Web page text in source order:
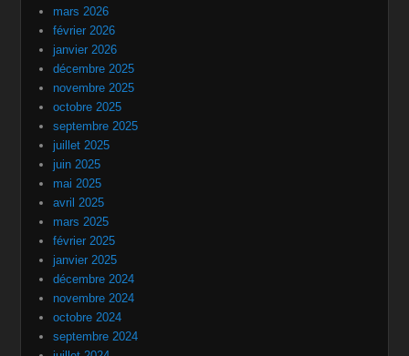
mars 2026
février 2026
janvier 2026
décembre 2025
novembre 2025
octobre 2025
septembre 2025
juillet 2025
juin 2025
mai 2025
avril 2025
mars 2025
février 2025
janvier 2025
décembre 2024
novembre 2024
octobre 2024
septembre 2024